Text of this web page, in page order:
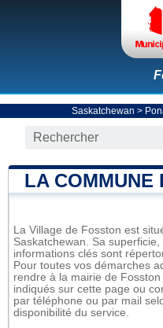
Saskatchewan >
LA COMMUNE
La Village de Fosston est
Saskatchewan. Sa
informations clés sont
Pour toutes vos démarches
rendre à la mairie de
indiqués sur cette page ou
par téléphone ou par mail
disponibilité du service.